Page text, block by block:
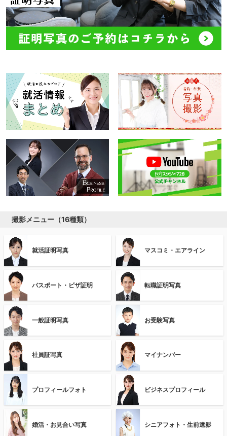
撮影メニュー（16種類）
就活証明写真 マスコミ・エアライン
パスポート・ビザ証明 転職証明写真
一般証明写真 お受験写真
社員証写真 マイナンバー
プロフィールフォト ビジネスプロフィール
婚活・お見合い写真 シニアフォト・生前遺影